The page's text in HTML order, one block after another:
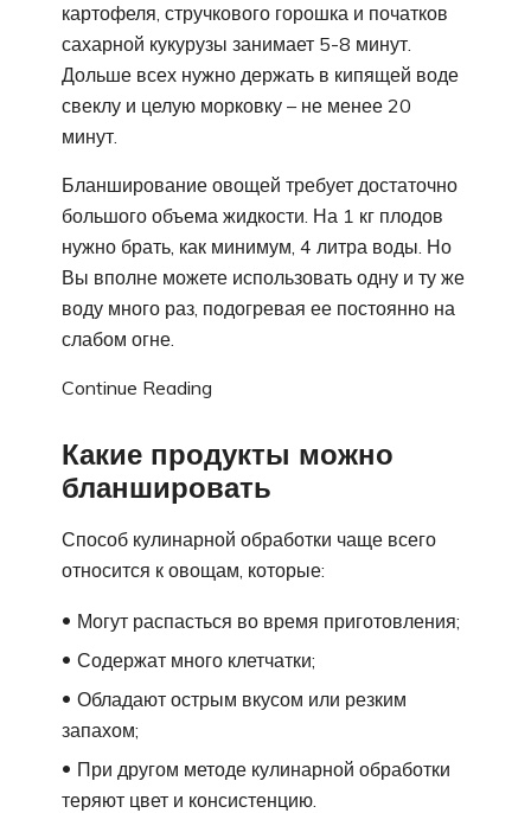
картофеля, стручкового горошка и початков
сахарной кукурузы занимает 5-8 минут.
Дольше всех нужно держать в кипящей воде
свеклу и целую морковку – не менее 20
минут.
Бланширование овощей требует достаточно
большого объема жидкости. На 1 кг плодов
нужно брать, как минимум, 4 литра воды. Но
Вы вполне можете использовать одну и ту же
воду много раз, подогревая ее постоянно на
слабом огне.
Continue Reading
Какие продукты можно
бланшировать
Способ кулинарной обработки чаще всего
относится к овощам, которые:
Могут распасться во время приготовления;
Содержат много клетчатки;
Обладают острым вкусом или резким
запахом;
При другом методе кулинарной обработки
теряют цвет и консистенцию.